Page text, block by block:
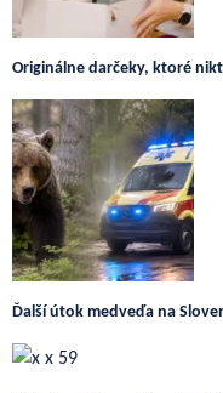
Originálne darčeky, ktoré
Ďalší útok medveďa na